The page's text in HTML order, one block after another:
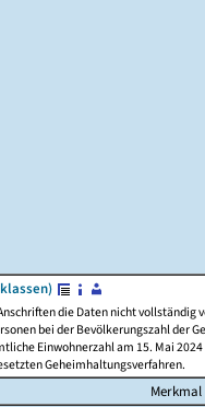
die Daten nicht
bei der Bevölkerungszahl
Einwohnerzahl am 15. Mai
Geheimhaltungsverfahren.
Merkmal